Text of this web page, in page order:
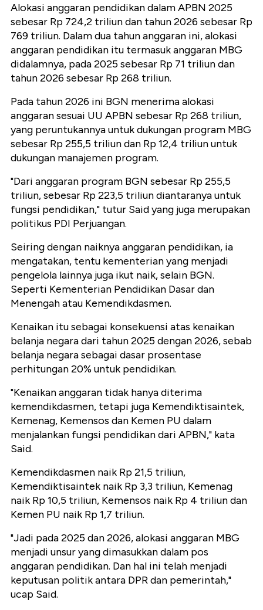
Alokasi anggaran pendidikan dalam APBN 2025
sebesar Rp 724,2 triliun dan tahun 2026 sebesar Rp
769 triliun. Dalam dua tahun anggaran ini, alokasi
anggaran pendidikan itu termasuk anggaran MBG
didalamnya, pada 2025 sebesar Rp 71 triliun dan
tahun 2026 sebesar Rp 268 triliun.
Pada tahun 2026 ini BGN menerima alokasi
anggaran sesuai UU APBN sebesar Rp 268 triliun,
yang peruntukannya untuk dukungan program MBG
sebesar Rp 255,5 triliun dan Rp 12,4 triliun untuk
dukungan manajemen program.
"Dari anggaran program BGN sebesar Rp 255,5
triliun, sebesar Rp 223,5 triliun diantaranya untuk
fungsi pendidikan," tutur Said yang juga merupakan
politikus PDI Perjuangan.
Seiring dengan naiknya anggaran pendidikan, ia
mengatakan, tentu kementerian yang menjadi
pengelola lainnya juga ikut naik, selain BGN.
Seperti Kementerian Pendidikan Dasar dan
Menengah atau Kemendikdasmen.
Kenaikan itu sebagai konsekuensi atas kenaikan
belanja negara dari tahun 2025 dengan 2026, sebab
belanja negara sebagai dasar prosentase
perhitungan 20% untuk pendidikan.
"Kenaikan anggaran tidak hanya diterima
kemendikdasmen, tetapi juga Kemendiktisaintek,
Kemenag, Kemensos dan Kemen PU dalam
menjalankan fungsi pendidikan dari APBN," kata
Said.
Kemendikdasmen naik Rp 21,5 triliun,
Kemendiktisaintek naik Rp 3,3 triliun, Kemenag
naik Rp 10,5 triliun, Kemensos naik Rp 4 triliun dan
Kemen PU naik Rp 1,7 triliun.
"Jadi pada 2025 dan 2026, alokasi anggaran MBG
menjadi unsur yang dimasukkan dalam pos
anggaran pendidikan. Dan hal ini telah menjadi
keputusan politik antara DPR dan pemerintah,"
ucap Said.